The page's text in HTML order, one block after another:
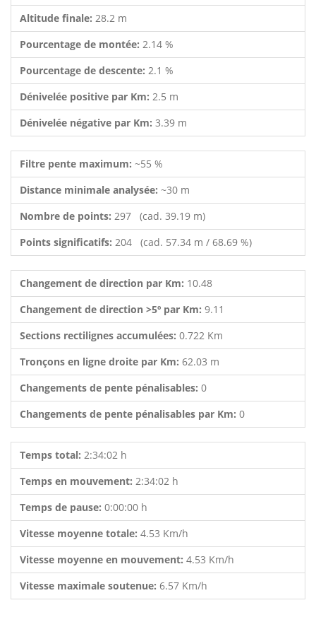
Altitude finale: 28.2 m
Pourcentage de montée: 2.14 %
Pourcentage de descente: 2.1 %
Dénivelée positive par Km: 2.5 m
Dénivelée négative par Km: 3.39 m
Filtre pente maximum: ~55 %
Distance minimale analysée: ~30 m
Nombre de points: 297 (cad. 39.19 m)
Points significatifs: 204 (cad. 57.34 m / 68.69 %)
Changement de direction par Km: 10.48
Changement de direction >5º par Km: 9.11
Sections rectilignes accumulées: 0.722 Km
Tronçons en ligne droite par Km: 62.03 m
Changements de pente pénalisables: 0
Changements de pente pénalisables par Km: 0
Temps total: 2:34:02 h
Temps en mouvement: 2:34:02 h
Temps de pause: 0:00:00 h
Vitesse moyenne totale: 4.53 Km/h
Vitesse moyenne en mouvement: 4.53 Km/h
Vitesse maximale soutenue: 6.57 Km/h